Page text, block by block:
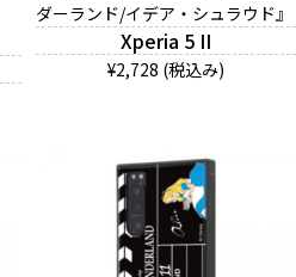
ダーランド/イデア・シュラウド』
Xperia 5 II
¥2,728 (税込み)